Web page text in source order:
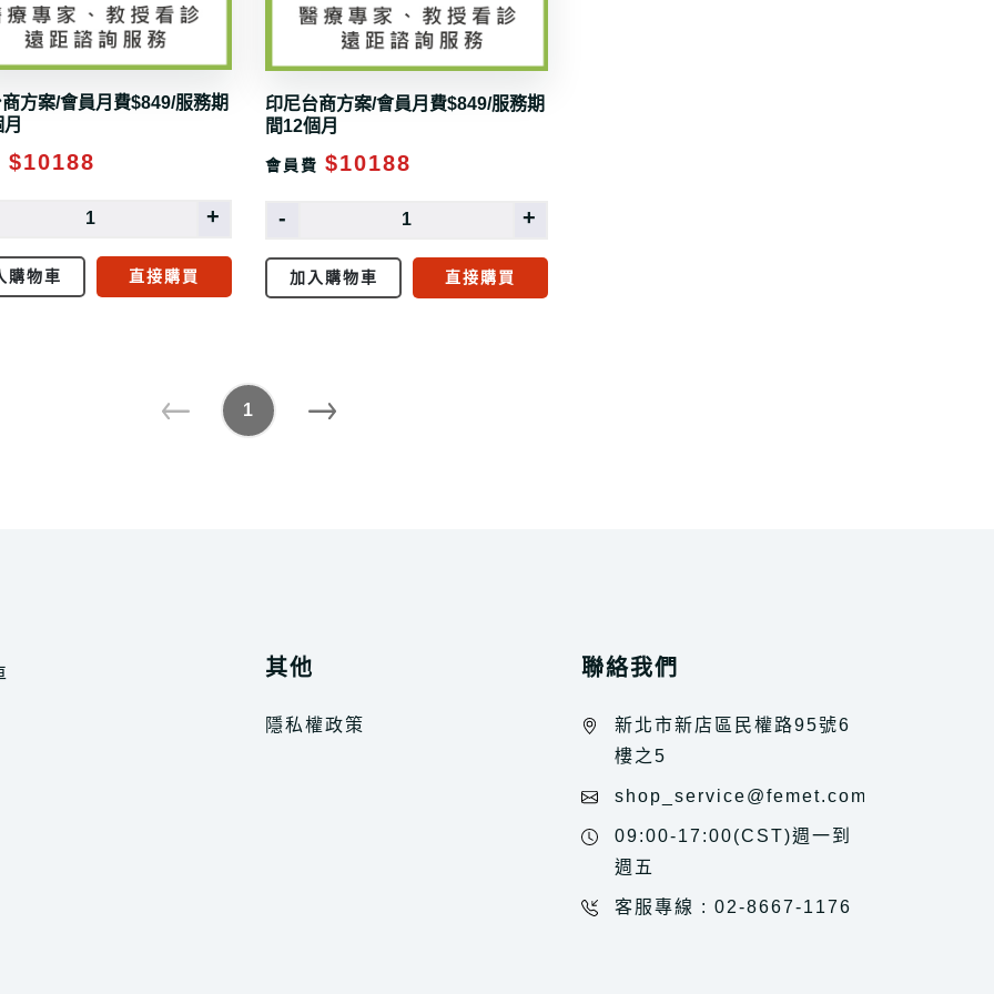
方案/會員月費$849/服務期
$10188
+
購物車 直接購買
印尼台商方案/會員月費$849/服務期
間12個月
會員費 $10188
- +
加入購物車 直接購買
1
其他
隱私權政策
聯絡我們
新北市新店區民權路95號6
樓之5
shop_service@femet.com.tw
09:00-17:00(CST)週一到
週五
客服專線 : 02-8667-1176